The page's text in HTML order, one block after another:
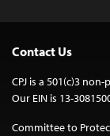
Contact Us
CPJ is a 501(c)3
Our EIN is 13-
Committee to